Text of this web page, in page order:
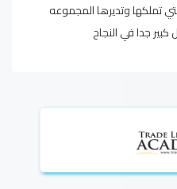
تملكها وتديرها المجموعه
جدا في النجاح